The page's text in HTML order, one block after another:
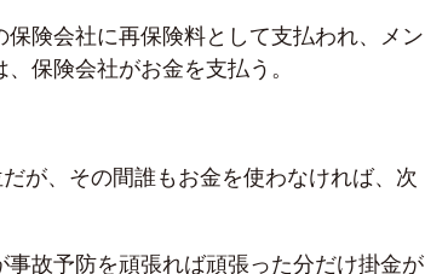
険会社に再保険料として支払われ、メン
保険会社がお金を支払う。
が、その間誰もお金を使わなければ、次
故予防を頑張れば頑張った分だけ掛金が